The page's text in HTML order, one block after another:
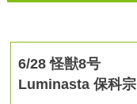
6/28 怪獣8号
Luminasta 保科